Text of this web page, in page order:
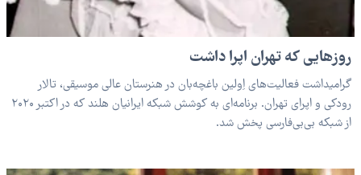
روزهایی که تهران اپرا داشت
گرامیداشت فعالیت‌های اِولین باغچه‌بان در هنرستان عالی موسیقی، تالار
رودکی و اپرای تهران. برنامه‌ای به کوشش شبکه ایرانیان هلند که در اکتبر ۲۰۲۰
از شبکه بی‌بی‌فارسی پخش شد.